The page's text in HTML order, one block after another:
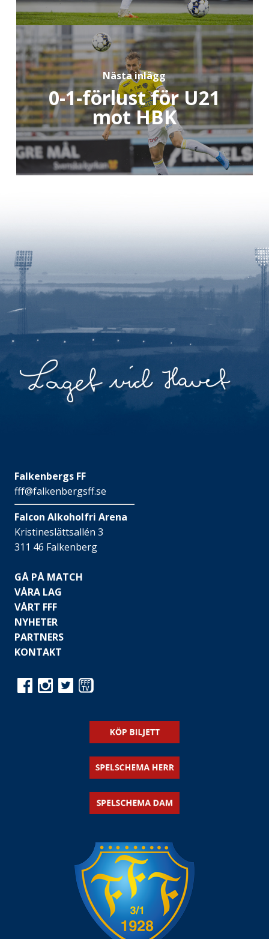
Nästa inlägg
0-1-förlust för U21
mot HBK
Falkenbergs FF
fff@falkenbergsff.se
Falcon Alkoholfri Arena
Kristineslättsallén 3
311 46 Falkenberg
GÅ PÅ MATCH
VÅRA LAG
VÅRT FFF
NYHETER
PARTNERS
KONTAKT